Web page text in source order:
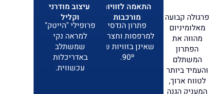
פרגולה קבועה
מאלומיניום
מהווה את
הפתרון
המשתלם
והעמיד ביותר
לטווח ארוך,
המעניק הגנה
התאמה לזוויות
מורכבות
פתרון הנדסי
למרפסות וחצרות
שאינן בזוויות של
90º.
עיצוב מודרני
וקליל
פרופילי "הייטק"
למראה נקי
שמשתלב
באדריכלות
עכשווית.